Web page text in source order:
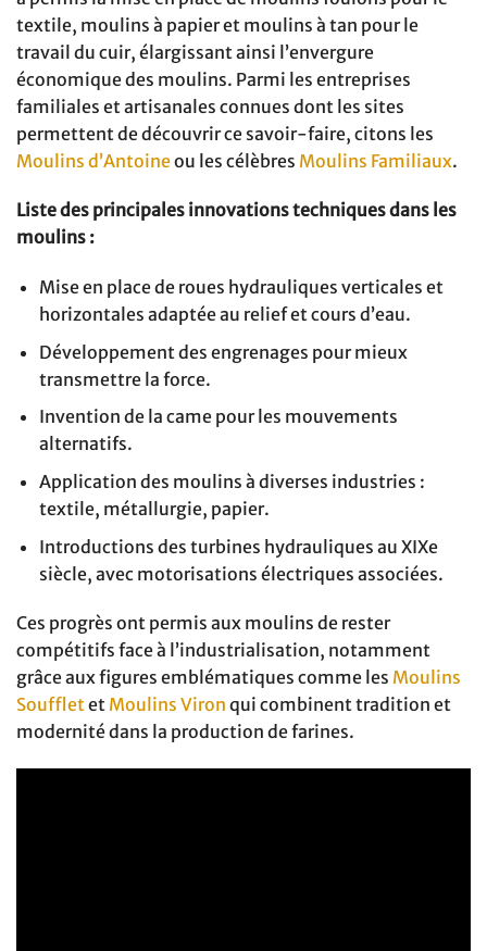
textile, moulins à papier et moulins à tan pour le
travail du cuir, élargissant ainsi l’envergure
économique des moulins. Parmi les entreprises
familiales et artisanales connues dont les sites
permettent de découvrir ce savoir-faire, citons les
Moulins d’Antoineou les célèbres Moulins Familiaux.
Liste des principales innovations techniques dans les
moulins :
Mise en place de roues hydrauliques verticales et
horizontales adaptée au relief et cours d’eau.
Développement des engrenages pour mieux
transmettre la force.
Invention de la came pour les mouvements
alternatifs.
Application des moulins à diverses industries :
textile, métallurgie, papier.
Introductions des turbines hydrauliques au XIXe
siècle, avec motorisations électriques associées.
Ces progrès ont permis aux moulins de rester
compétitifs face à l’industrialisation, notamment
grâce aux figures emblématiques comme les Moulins
Souffletet Moulins Viron qui combinent tradition et
modernité dans la production de farines.